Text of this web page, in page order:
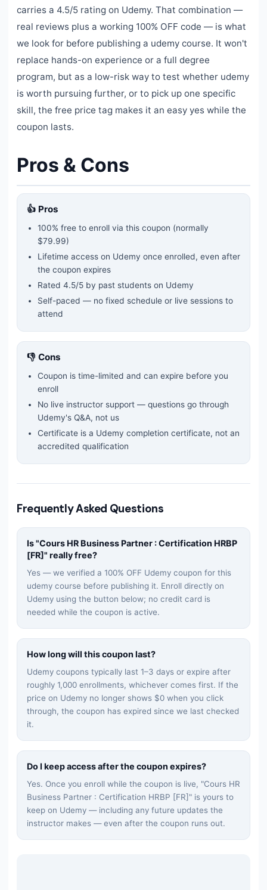
carries a 4.5/5 rating on Udemy. That combination —
real reviews plus a working 100% OFF code — is what
we look for before publishing a udemy course. It won't
replace hands-on experience or a full degree
program, but as a low-risk way to test whether udemy
is worth pursuing further, or to pick up one specific
skill, the free price tag makes it an easy yes while the
coupon lasts.
Pros & Cons
👍 Pros
100% free to enroll via this coupon (normally
$79.99)
Lifetime access on Udemy once enrolled, even after
the coupon expires
Rated 4.5/5 by past students on Udemy
Self-paced — no fixed schedule or live sessions to
attend
👎 Cons
Coupon is time-limited and can expire before you
enroll
No live instructor support — questions go through
Udemy's Q&A, not us
Certificate is a Udemy completion certificate, not an
accredited qualification
Frequently Asked Questions
Is "Cours HR Business Partner : Certification HRBP
[FR]" really free?
Yes — we verified a 100% OFF Udemy coupon for this
udemy course before publishing it. Enroll directly on
Udemy using the button below; no credit card is
needed while the coupon is active.
How long will this coupon last?
Udemy coupons typically last 1–3 days or expire after
roughly 1,000 enrollments, whichever comes first. If the
price on Udemy no longer shows $0 when you click
through, the coupon has expired since we last checked
it.
Do I keep access after the coupon expires?
Yes. Once you enroll while the coupon is live, "Cours HR
Business Partner : Certification HRBP [FR]" is yours to
keep on Udemy — including any future updates the
instructor makes — even after the coupon runs out.